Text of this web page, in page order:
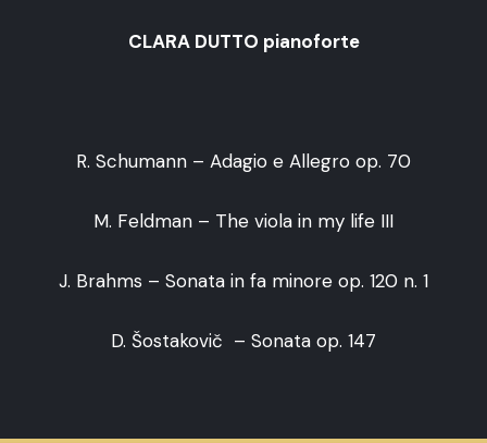
CLARA DUTTO pianoforte
R. Schumann – Adagio e Allegro op. 70
M. Feldman – The viola in my life III
J. Brahms – Sonata in fa minore op. 120 n. 1
D. Šostakovič – Sonata op. 147